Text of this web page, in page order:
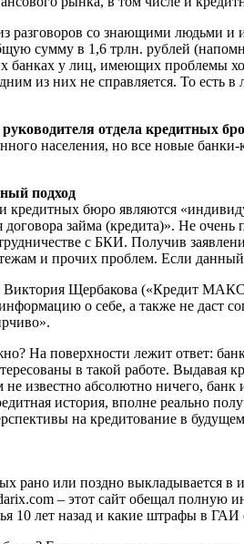
разговоров со знающими людьми
сумму в 1,6 трлн. рублей
банках у лиц, имеющих проблемы
из них не справляется. То есть
отдела кредитных
населения, но все новые
подход
кредитных бюро являются
договора займа (кредита)». Не
с БКИ. Получив
и прочих проблем. Если
Щербакова («Кредит
о себе, а также не даст
На поверхности лежит ответ:
в такой работе.
не известно абсолютно ничего,
история, вполне реально
на кредитование в
рано или поздно выкладывается в
– этот сайт обещал
10 лет назад и какие штрафы в